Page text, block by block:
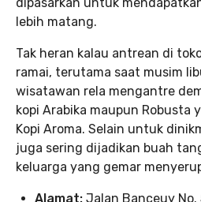
lebih matang.
Tak heran kalau antrean di
ramai, terutama saat musim
wisatawan rela mengantre
kopi Arabika maupun Robusta
Kopi Aroma. Selain untuk
juga sering dijadikan buah
keluarga yang gemar
Alamat: Jalan Banceuy No.